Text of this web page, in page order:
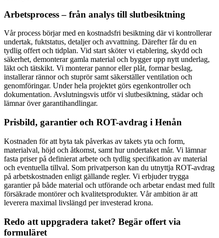
Arbetsprocess – från analys till slutbesiktning
Vår process börjar med en kostnadsfri besiktning där vi kontrollerar
undertak, fuktstatus, detaljer och avvattning. Därefter får du en
tydlig offert och tidplan. Vid start sköter vi etablering, skydd och
säkerhet, demonterar gamla material och bygger upp nytt underlag,
läkt och tätskikt. Vi monterar pannor eller plåt, formar beslag,
installerar rännor och stuprör samt säkerställer ventilation och
genomföringar. Under hela projektet görs egenkontroller och
dokumentation. Avslutningsvis utför vi slutbesiktning, städar och
lämnar över garantihandlingar.
Prisbild, garantier och ROT-avdrag i Henån
Kostnaden för att byta tak påverkas av takets yta och form,
materialval, höjd och åtkomst, samt hur undertaket mår. Vi lämnar
fasta priser på definierat arbete och tydlig specifikation av material
och eventuella tillval. Som privatperson kan du utnyttja ROT-avdrag
på arbetskostnaden enligt gällande regler. Vi erbjuder trygga
garantier på både material och utförande och arbetar endast med fullt
försäkrade montörer och kvalitetsprodukter. Vår ambition är att
leverera maximal livslängd per investerad krona.
Redo att uppgradera taket? Begär offert via
formuläret